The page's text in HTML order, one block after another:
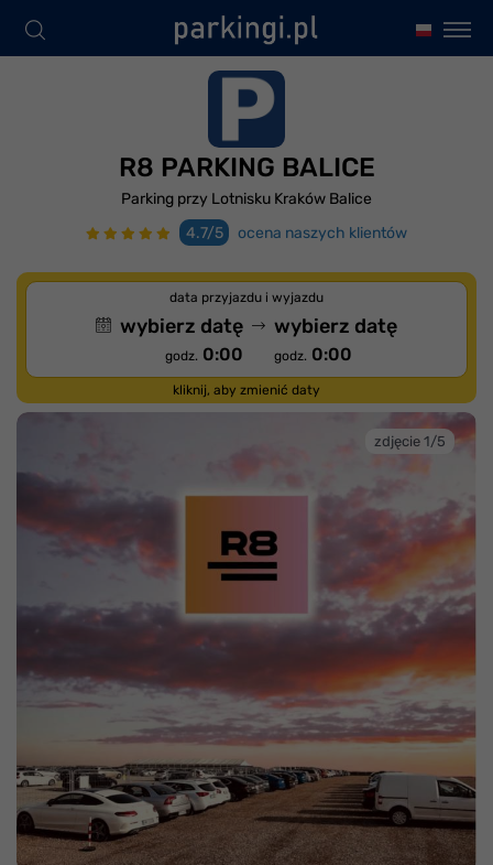
R8 PARKING BALICE
Parking przy Lotnisku Kraków Balice
4.7/5
ocena naszych klientów
data przyjazdu i wyjazdu
wybierz datę
godz. 0:00
wybierz datę
godz. 0:00
kliknij, aby zmienić daty
zdjęcie 1/5